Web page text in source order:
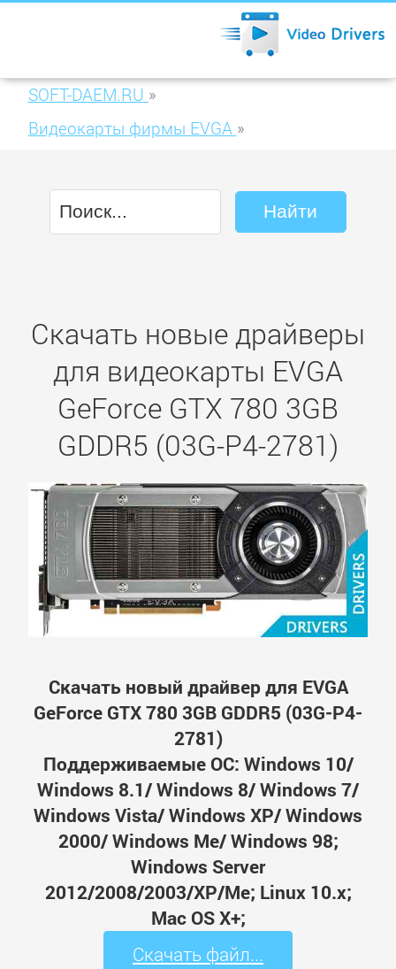
SOFT-DAEM.RU »
Видеокарты фирмы EVGA »
P4-2781)
Скачать новые драйверы
для видеокарты EVGA
GeForce GTX 780 3GB
GDDR5 (03G-P4-2781)
Скачать новый драйвер для EVGA
GeForce GTX 780 3GB GDDR5 (03G-P4-
2781)
Поддерживаемые ОС: Windows 10/
Windows 8.1/ Windows 8/ Windows 7/
Windows Vista/ Windows XP/ Windows
2000/ Windows Me/ Windows 98;
Windows Server
2012/2008/2003/XP/Me; Linux 10.x;
Mac OS X+;
Скачать файл...